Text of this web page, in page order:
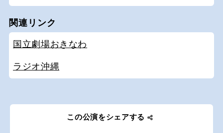
関連リンク
国立劇場おきなわ
ラジオ沖縄
この公演をシェアする